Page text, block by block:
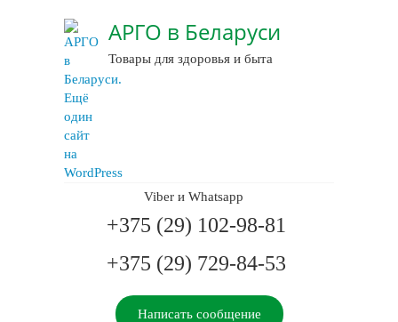
АРГО в Беларуси
Товары для здоровья и быта
Viber и Whatsapp
+375 (29) 102-98-81
+375 (29) 729-84-53
Написать сообщение